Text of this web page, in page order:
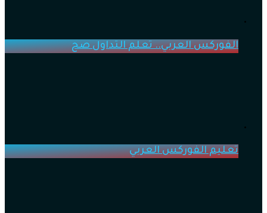
الفوركس العربي.. تعلم التداول صح
تعليم الفوركس العربي